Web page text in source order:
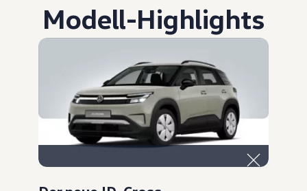
Modell-Highlights